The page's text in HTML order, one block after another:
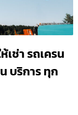
เช่า รถเครน
บริการ ทุก